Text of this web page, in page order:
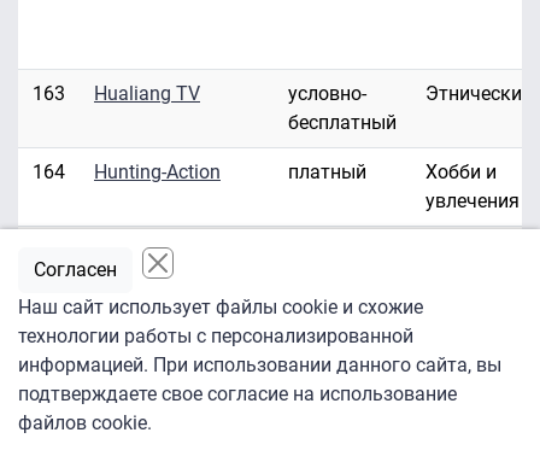
163 Hualiang TV
условно-
бесплатный
Этнические
164 Hunting-Action платный
Хобби и
увлечения
Hustler HD/3D
166 Hustler TV платный
167
ID Investigation
Discovery
платный
Наш сайт использует файлы cookie и схожие
технологии работы с персонализированной
информацией. При использовании данного сайта, вы
подтверждаете свое согласие на использование
файлов cookie.
Согласен